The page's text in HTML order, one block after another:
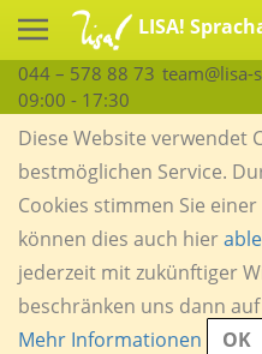
LISA!
044 – 578 88 73 team@lisa-
09:00 - 17:30
Diese Website verwendet
bestmöglichen Service.
Cookies stimmen Sie
können dies auch hier
jederzeit mit zukünftiger
beschränken uns dann
Mehr Informationen
OK